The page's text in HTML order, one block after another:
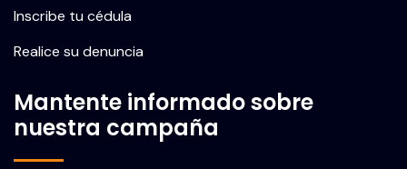
Inscribe tu cédula
Realice su denuncia
Mantente informado sobre
nuestra campaña